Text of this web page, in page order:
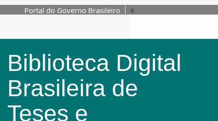
Portal do Governo Brasileiro
s
Biblioteca Digital
Brasileira de
Teses e